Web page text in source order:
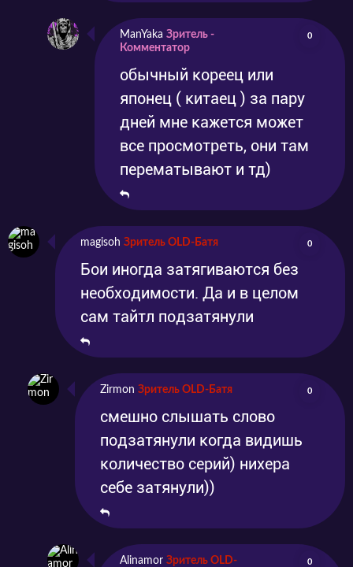
ManYaka Зритель -
Комментатор
0
обычный кореец или
японец ( китаец ) за пару
дней мне кажется может
все просмотреть, они там
перематывают и тд)
magisoh Зритель OLD-Батя 0
Бои иногда затягиваются без
необходимости. Да и в целом
сам тайтл подзатянули
Zirmon Зритель OLD-Батя 0
смешно слышать слово
подзатянули когда видишь
количество серий) нихера
себе затянули))
Alinamor Зритель OLD-
0